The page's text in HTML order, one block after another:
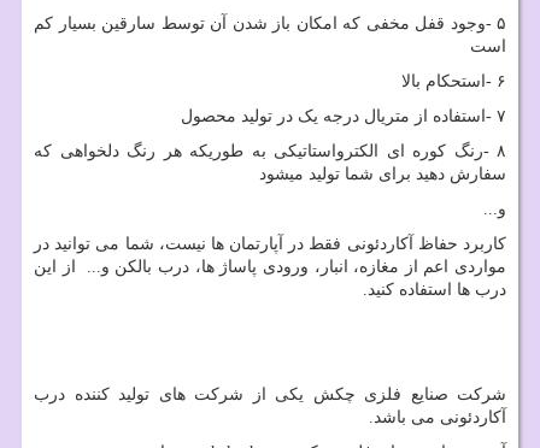
۵ -وجود قفل مخفی که امکان باز شدن آن توسط سارقین بسیار کم
است
۶ - استحکام بالا
۷ - استفاده از متریال درجه یک در تولید محصول
۸ -رنگ کوره ای الکترواستاتیکی به طوریکه هر رنگ دلخواهی که
سفارش دهید برای شما تولید میشود
و...
کاربرد حفاظ آکاردئونی فقط در آپارتمان ها نیست، شما می توانید در
مواردی اعم از مغازه، انبار، ورودی پاساژ ها، درب بالکن و... از این
درب ها استفاده کنید.
شرکت صنایع فلزی چکش یکی از شرکت های تولید کننده درب
آکاردئونی می باشد.